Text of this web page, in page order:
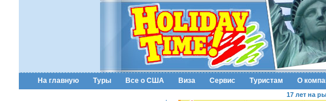
На главную Туры Все о США Виза Сервис Туристам О
17 лет на